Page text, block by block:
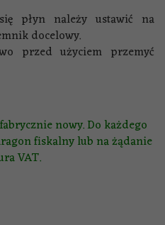
płyn należy ustawić na
docelowy.
przed użyciem przemyć
nowy. Do każdego
fiskalny lub na żądanie
VAT.